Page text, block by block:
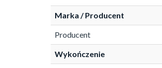
Marka / Producent
Producent
Wykończenie